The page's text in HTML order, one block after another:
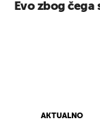
AKTUALNO
Evo zbog